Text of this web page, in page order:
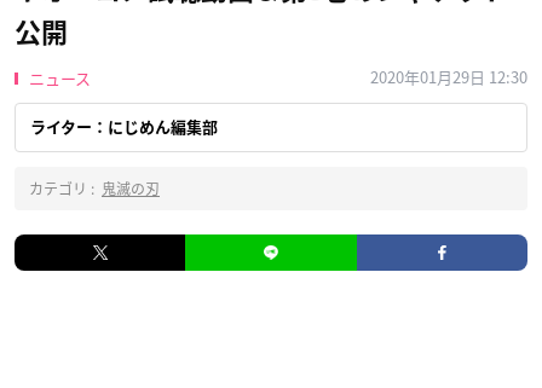
公開
ニュース 2020年01月29日 12:30
ライター：にじめん編集部
カテゴリ : 鬼滅の刃